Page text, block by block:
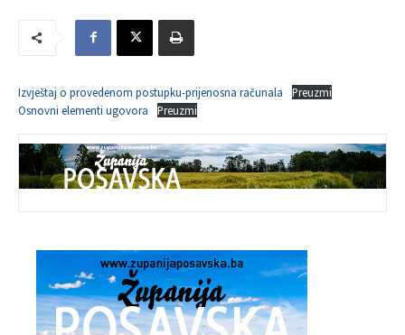
Izvještaj o provedenom postupku-prijenosna računala
Preuzmi
Osnovni elementi ugovora
Preuzmi